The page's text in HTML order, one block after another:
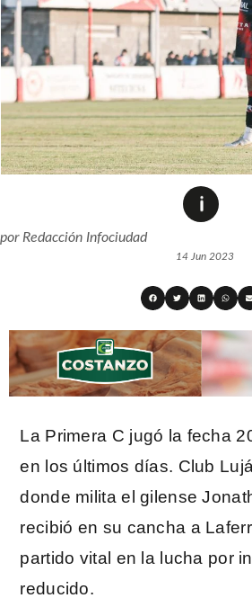
porRedacción Infociudad
14 Jun 2023
La Primera C jugó la fecha
en los últimos días. Club
donde milita el gilense
recibió en su cancha a
partido vital en la lucha por
reducido.